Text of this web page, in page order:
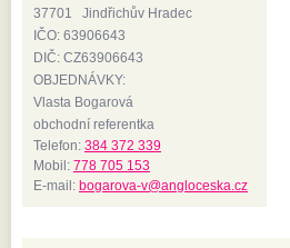
37701 Jindřichův Hradec
IČO: 63906643
DIČ: CZ63906643
OBJEDNÁVKY:
Vlasta Bogarová
obchodní referentka
Telefon: 384 372 339
Mobil: 778 705 153
E-mail: bogarova-v@angloceska.cz